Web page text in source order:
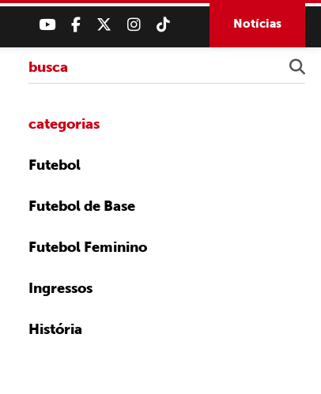
Notícias
categorias
Futebol
Futebol de Base
Futebol Feminino
Ingressos
História